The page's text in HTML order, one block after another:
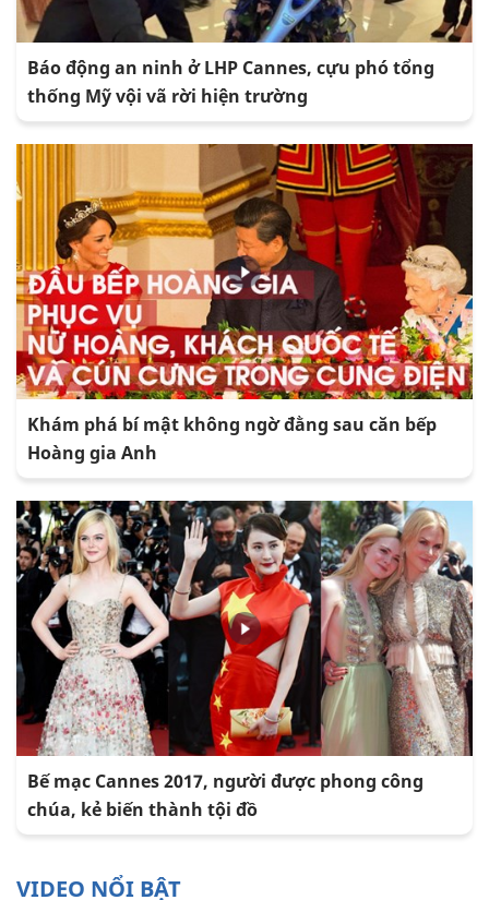
Báo động an ninh ở LHP Cannes, cựu phó tổng
thống Mỹ vội vã rời hiện trường
Khám phá bí mật không ngờ đằng sau căn bếp
Hoàng gia Anh
Bế mạc Cannes 2017, người được phong công
chúa, kẻ biến thành tội đồ
VIDEO NỔI BẬT